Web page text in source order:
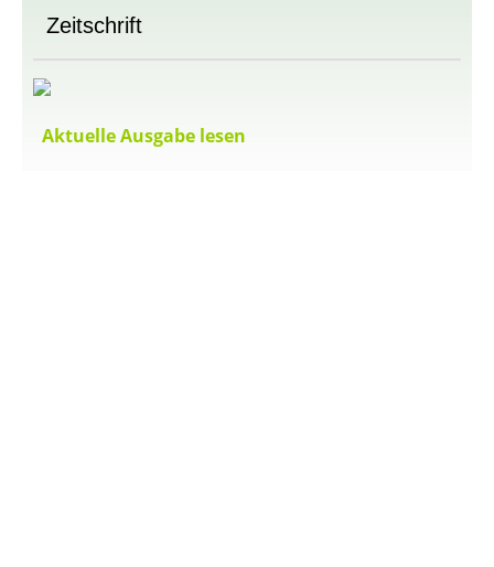
Zeitschrift
Aktuelle Ausgabe lesen